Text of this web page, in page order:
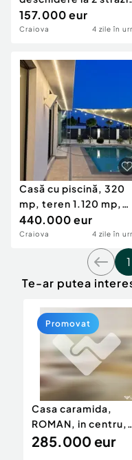
asfaltate?
157.000 eur
Craiova 4 zile în
Casă cu piscină, 320
mp, teren 1.120 mp,
aproape Mall Ele
440.000 eur
Craiova 4 zile în
1
Te-ar putea
Casa caramida,
ROMAN, in centru,
D+P+E+M 356m2,
285.000 eur
Promovat